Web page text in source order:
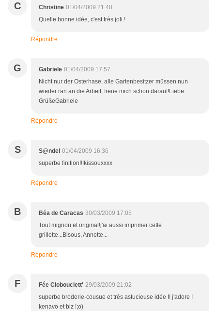
C Christine 01/04/2009 21:48
Quelle bonne idée, c'est très joli !
Répondre
G Gabriele 01/04/2009 17:57
Nicht nur der Osterhase, alle Gartenbesitzer müssen nun
wieder ran an die Arbeit, freue mich schon darauf!Liebe
GrüßeGabriele
Répondre
S S@ndel 01/04/2009 16:36
superbe finition!!!kissouxxxx
Répondre
B Béa de Caracas 30/03/2009 17:05
Tout mignon et original!j'ai aussi imprimer cette
grillette...Bisous, Annette...
Répondre
F Fée Clobouclett' 29/03/2009 21:02
superbe broderie-cousue et très astucieuse idée !! j'adore !
kenavo et biz !;o)